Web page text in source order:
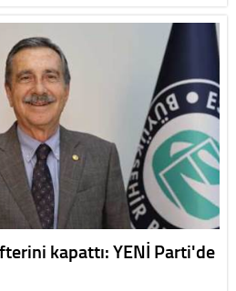
kapattı: YENİ Parti'de